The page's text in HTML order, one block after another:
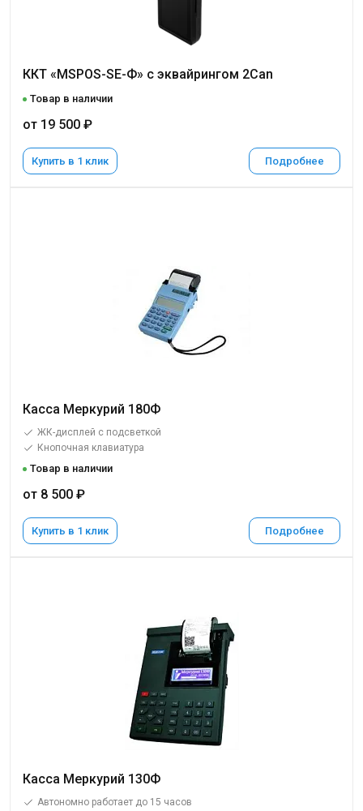
ККТ «MSPOS-SE-Ф» с эквайрингом 2Can
Товар в наличии
от 19 500 ₽
Купить в 1 клик Подробнее
Касса Меркурий 180Ф
ЖК-дисплей с подсветкой
Кнопочная клавиатура
Товар в наличии
от 8 500 ₽
Купить в 1 клик Подробнее
Касса Меркурий 130Ф
Автономно работает до 15 часов